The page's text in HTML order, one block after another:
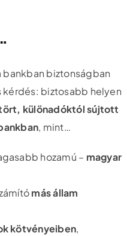
bankban biztonságban
kérdés: biztosabb helyen
különadóktól sújtott
, mint…
hozamú – magyar
más állam
kötvényeiben,